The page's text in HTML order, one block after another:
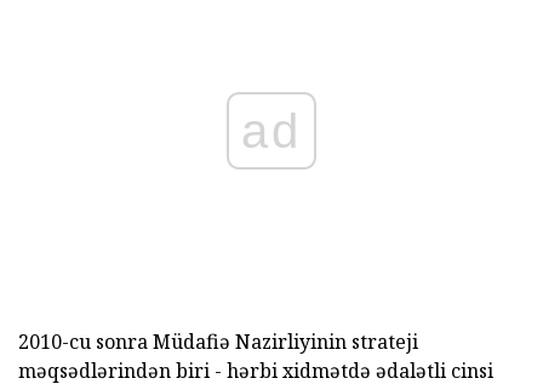
ad
2010-cu sonra Müdafiə Nazirliyinin strateji
məqsədlərindən biri - hərbi xidmətdə ədalətli cinsi